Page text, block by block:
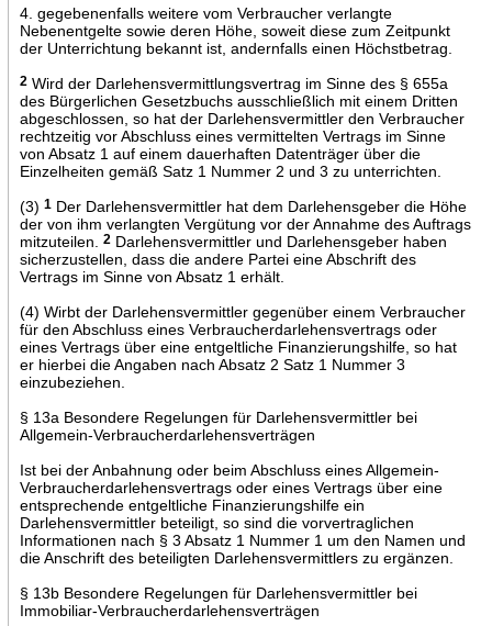
4. gegebenenfalls weitere vom Verbraucher verlangte
Nebenentgelte sowie deren Höhe, soweit diese zum Zeitpunkt
der Unterrichtung bekannt ist, andernfalls einen Höchstbetrag.
2Wird der Darlehensvermittlungsvertrag im Sinne des § 655a
des Bürgerlichen Gesetzbuchs ausschließlich mit einem Dritten
abgeschlossen, so hat der Darlehensvermittler den Verbraucher
rechtzeitig vor Abschluss eines vermittelten Vertrags im Sinne
von Absatz 1 auf einem dauerhaften Datenträger über die
Einzelheiten gemäß Satz 1 Nummer 2 und 3 zu unterrichten.
(3) 1Der Darlehensvermittler hat dem Darlehensgeber die Höhe
der von ihm verlangten Vergütung vor der Annahme des Auftrags
mitzuteilen.
2Darlehensvermittler und Darlehensgeber haben
sicherzustellen, dass die andere Partei eine Abschrift des
Vertrags im Sinne von Absatz 1 erhält.
(4) Wirbt der Darlehensvermittler gegenüber einem Verbraucher
für den Abschluss eines Verbraucherdarlehensvertrags oder
eines Vertrags über eine entgeltliche Finanzierungshilfe, so hat
er hierbei die Angaben nach Absatz 2 Satz 1 Nummer 3
einzubeziehen.
§ 13a Besondere Regelungen für Darlehensvermittler bei
Allgemein-Verbraucherdarlehensverträgen
Ist bei der Anbahnung oder beim Abschluss eines Allgemein-
Verbraucherdarlehensvertrags oder eines Vertrags über eine
entsprechende entgeltliche Finanzierungshilfe ein
Darlehensvermittler beteiligt, so sind die vorvertraglichen
Informationen nach § 3 Absatz 1 Nummer 1 um den Namen und
die Anschrift des beteiligten Darlehensvermittlers zu ergänzen.
§ 13b Besondere Regelungen für Darlehensvermittler bei
Immobiliar-Verbraucherdarlehensverträgen